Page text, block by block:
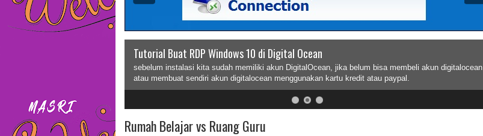
Tutorial Buat RDP Windows 10 di Digital Ocean
sebelum instalasi kita sudah memiliki akun DigitalOcean, jika belum bisa membeli akun digitalocean
atau membuat sendiri akun digitalocean menggunakan kartu kredit atau paypal.
Rumah Belajar vs Ruang Guru